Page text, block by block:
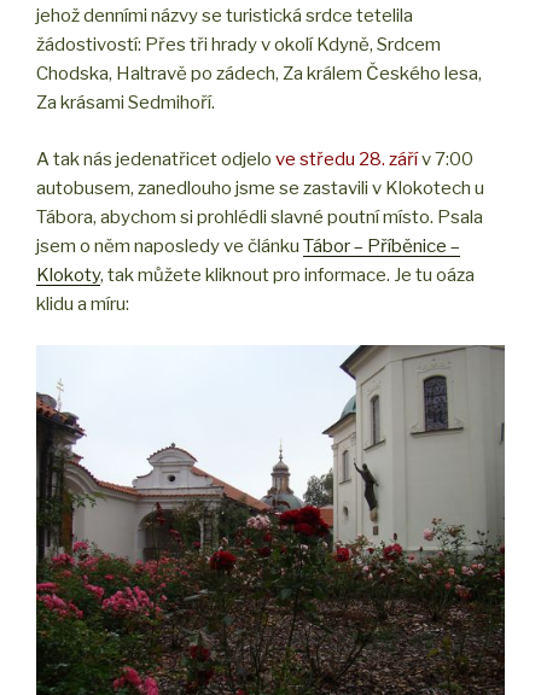
jehož denními názvy se turistická srdce tetelila
žádostivostí: Přes tři hrady v okolí Kdyně, Srdcem
Chodska, Haltravě po zádech, Za králem Českého lesa,
Za krásami Sedmihoří.
A tak nás jedenatřicet odjelo ve středu 28. zářív 7:00
autobusem, zanedlouho jsme se zastavili v Klokotech u
Tábora, abychom si prohlédli slavné poutní místo. Psala
jsem o něm naposledy ve článku Tábor – Příběnice –
Klokoty, tak můžete kliknout pro informace. Je tu oáza
klidu a míru: